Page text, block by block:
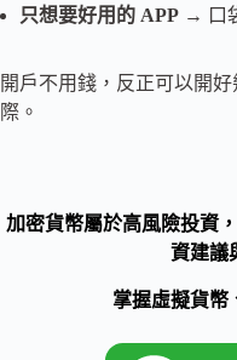
只想要好用的 APP → 口
開戶不用錢，反正可以開
際。
加密貨幣屬於高風險投資
資建議
掌握虛擬貨幣